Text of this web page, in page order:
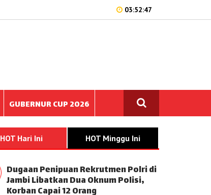
03:52:47
GUBERNUR CUP 2026
HOT Hari Ini HOT Minggu Ini
Dugaan Penipuan Rekrutmen Polri di
Jambi Libatkan Dua Oknum Polisi,
Korban Capai 12 Orang